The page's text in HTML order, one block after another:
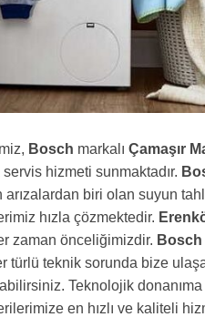
Bosch markalı Çamaşır
hizmeti sunmaktadır.
arızalardan biri olan suyun
hızla çözmektedir.
zaman önceliğimizdir. Bosch
türlü teknik sorunda bize
Teknolojik
en hızlı ve kaliteli